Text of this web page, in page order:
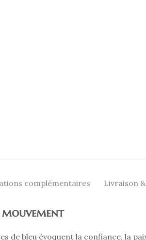
complémentaires Livraison
mouvement
de bleu évoquent la confiance, la